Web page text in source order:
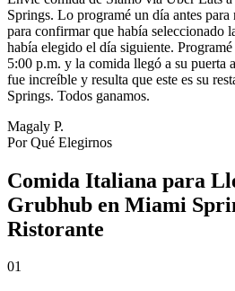
Springs. Lo programé un día antes
para confirmar que había seleccionado
había elegido el día siguiente.
5:00 p.m. y la comida llegó a su puerta
fue increíble y resulta que este es su
Springs. Todos ganamos.
Magaly P.
Por Qué Elegirnos
Comida Italiana para
Grubhub en Miami
Ristorante
01